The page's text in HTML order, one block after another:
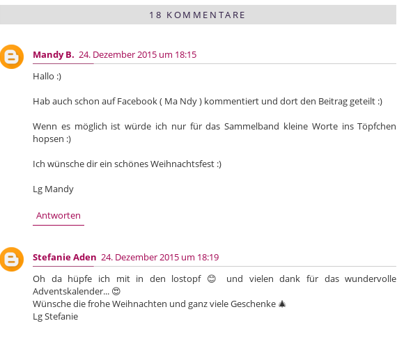
18 KOMMENTARE
Mandy B. 24. Dezember 2015 um 18:15
Hallo :)
Hab auch schon auf Facebook ( Ma Ndy ) kommentiert und dort den Beitrag geteilt :)
Wenn es möglich ist würde ich nur für das Sammelband kleine Worte ins Töpfchen
hopsen :)
Ich wünsche dir ein schönes Weihnachtsfest :)
Lg Mandy
Antworten
Stefanie Aden 24. Dezember 2015 um 18:19
Oh da hüpfe ich mit in den lostopf 😊 und vielen dank für das wundervolle
Adventskalender... 😍
Wünsche die frohe Weihnachten und ganz viele Geschenke 🎄
Lg Stefanie